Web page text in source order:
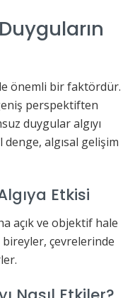
önemli bir faktördür.
perspektiften
duygular algıyı
algısal gelişim
Etkisi
açık ve objektif hale
çevrelerinde